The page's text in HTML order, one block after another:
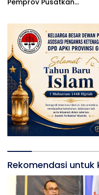
Pemprov Pusatkan
Rekomendasi untuk